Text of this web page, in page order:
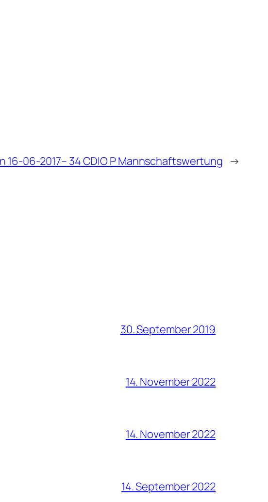
16-06-2017– 34 CDIO P Mannschaftswertung →
30. September 2019
14. November 2022
14. November 2022
14. September 2022